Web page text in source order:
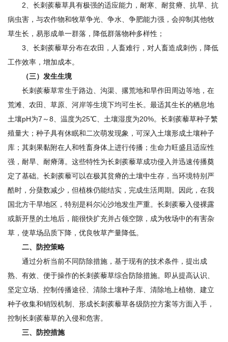
2、长刺蒺藜草具有极强的适应能力，耐寒、耐贫瘠、抗旱、抗
病虫害，与农作物和牧草争光、争水、争肥能力强，会抑制其他牧
草生长，易形成单一群落，降低群落物种多样性；
3、长刺蒺藜草分布在农田，人畜难行，对人畜造成刺伤，降低
工作效率，增加成本。
（三）发生生境
长刺蒺藜草常生于路边、沟渠、撂荒地和旱作田周边等地，在
荒滩、农田、草原、河岸等生境下均可生长。最适其生长的栖息地
土壤pH为7～8、温度为25℃、土壤湿度为20%。长刺蒺藜草种子繁
殖量大；种子具有休眠和二次萌发现象，可深入土壤形成土壤种子
库；其刺果黏附在人和牲畜身体上进行传播；生命力旺盛且适应性
强，耐旱、耐瘠薄。这些特性为长刺蒺藜草成功侵入并迅速传播奠
定了基础。长刺蒺藜可以在极其贫瘠的土壤中生存，当环境特别严
酷时，分蘖数减少，但植株仍能结实，完成生活周期。因此，在我
国北方干旱地区，特别是科尔沁沙地发生严重。长刺蒺藜入侵裸露
或新开垦的土地后，能很快扩充并占领空隙，成为牧场中的有害杂
草，使草场品质下降，优良牧草产量降低。
二、防控策略
通过分析当前不同防除措施，基于现有的技术条件，提出成
熟、有效、便于操作的长刺蒺藜草综合防除措施。即从提高认识、
坚定立场、控制传播途径、清除土壤种子库、清除地上植物、建立
种子收集和销毁机制、形成长刺蒺藜草各级防控方案等方面入手，
控制长刺蒺藜草的入侵和危害。
三、防控措施